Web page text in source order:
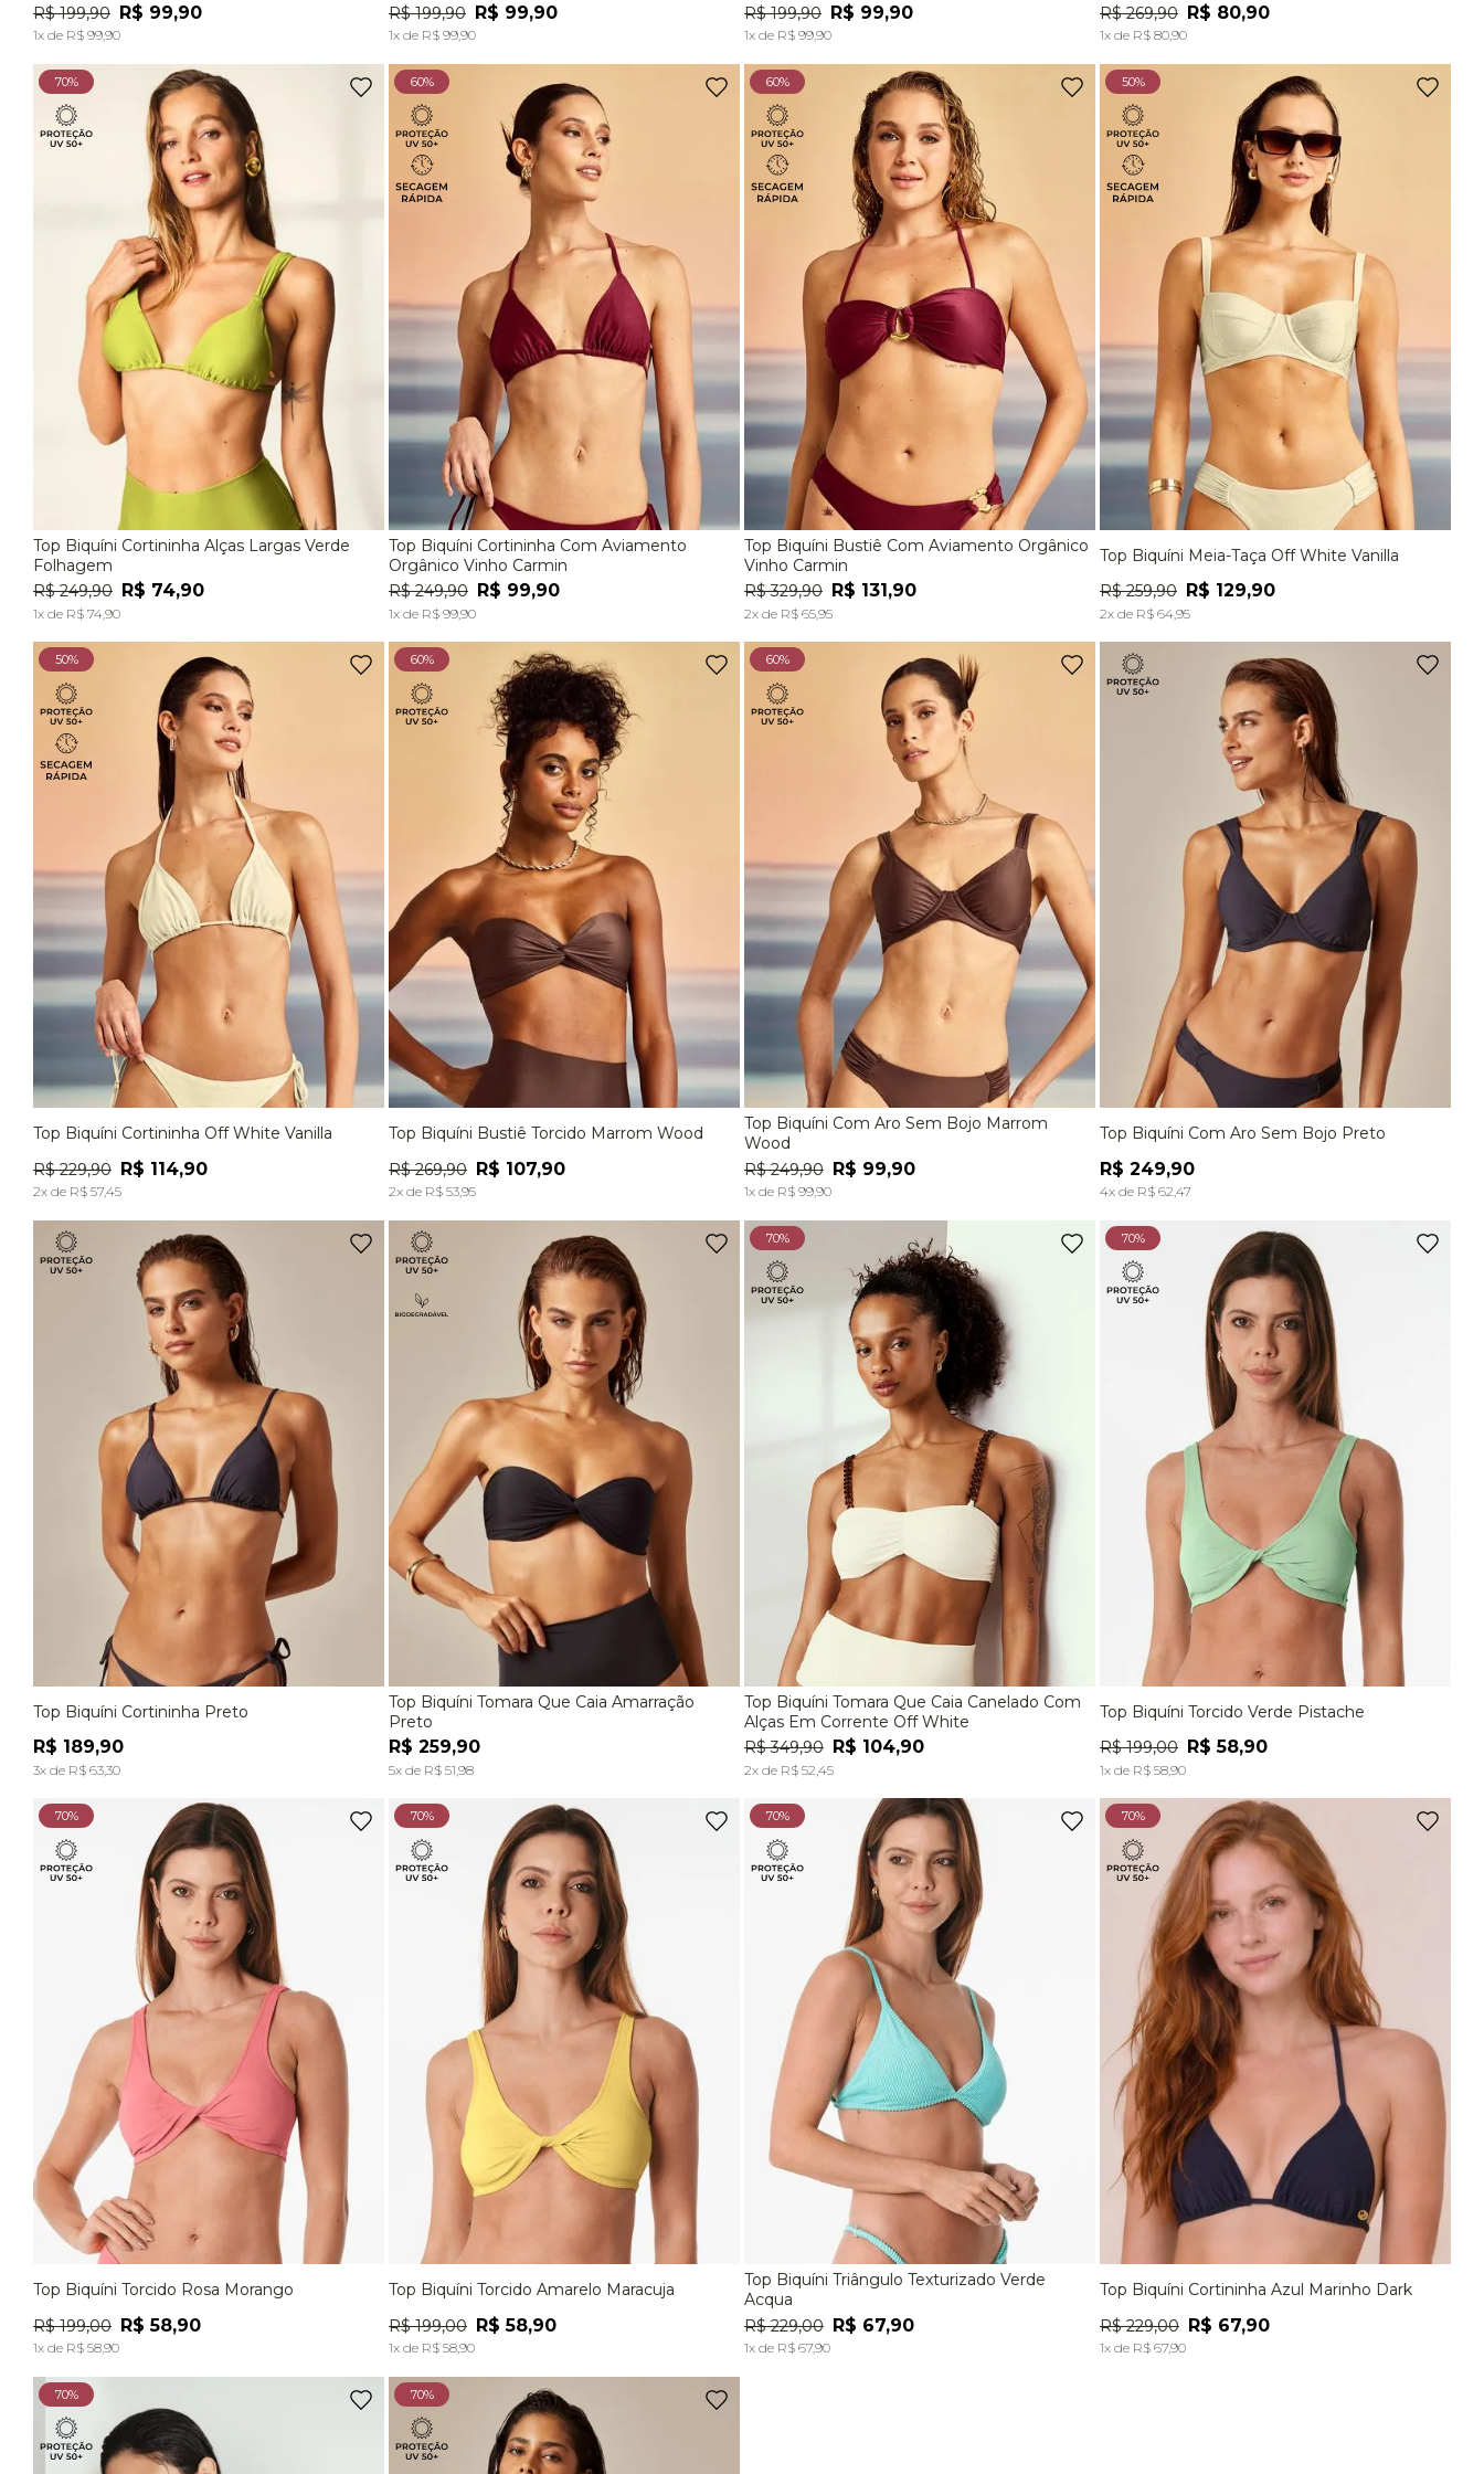
ADICIONAR À SACOLA
R$ 199,90 R$ 99,90
1x de R$ 99,90
ADICIONAR À SACOLA
R$ 199,90 R$ 99,90
1x de R$ 99,90
ADICIONAR À SACOLA
R$ 199,90 R$ 99,90
1x de R$ 99,90
ADICIONAR À SACOLA
R$ 269,90 R$ 80,90
1x de R$ 80,90
70%
P
ADICIONAR À SACOLA
Top Biquíni Cortininha Alças Largas Verde
Folhagem
R$ 249,90 R$ 74,90
1x de R$ 74,90
60%
P M
ADICIONAR À SACOLA
Top Biquíni Cortininha Com Aviamento
Orgânico Vinho Carmin
R$ 249,90 R$ 99,90
1x de R$ 99,90
60%
P EG
ADICIONAR À SACOLA
Top Biquíni Bustiê Com Aviamento Orgânico
Vinho Carmin
R$ 329,90 R$ 131,90
2x de R$ 65,95
50%
P M G EG
ADICIONAR À SACOLA
Top Biquíni Meia-Taça Off White Vanilla
R$ 259,90 R$ 129,90
2x de R$ 64,95
50%
P M G
ADICIONAR À SACOLA
Top Biquíni Cortininha Off White Vanilla
R$ 229,90 R$ 114,90
2x de R$ 57,45
60%
P M G EG
ADICIONAR À SACOLA
Top Biquíni Bustiê Torcido Marrom Wood
R$ 269,90 R$ 107,90
2x de R$ 53,95
60%
ADICIONAR À SACOLA
Top Biquíni Com Aro Sem Bojo Marrom
Wood
R$ 249,90 R$ 99,90
1x de R$ 99,90
P M G
Top Biquíni Com Aro Sem Bojo Preto
R$ 249,90
4x de R$ 62,47
G
M
P
Top Biquíni Cortininha Preto
R$ 189,90
3x de R$ 63,30
P
Top Biquíni Tomara Que Caia Amarração
Preto
R$ 259,90
5x de R$ 51 ,98
70%
P M G
ADICIONAR À SACOLA
Top Biquíni Tomara Que Caia Canelado Com
Alças Em Corrente Off White
R$ 349,90 R$ 104,90
2x de R$ 52 ,45
70%
P M G
ADICIONAR À SACOLA
Top Biquíni Torcido Verde Pistache
R$ 199,00 R$ 58,90
1x de R$ 58,90
70%
G
M
P
ADICIONAR À SACOLA
Top Biquíni Torcido Rosa Morango
R$ 199,00 R$ 58,90
1x de R$ 58,90
70%
P M G
ADICIONAR À SACOLA
Top Biquíni Torcido Amarelo Maracuja
R$ 199,00 R$ 58,90
1x de R$ 58,90
70%
ADICIONAR À SACOLA
Top Biquíni Triângulo Texturizado Verde
Acqua
R$ 229,00 R$ 67,90
1x de R$ 67,90
70%
P M G
ADICIONAR À SACOLA
Top Biquíni Cortininha Azul Marinho Dark
R$ 229,00 R$ 67,90
1x de R$ 67,90
70% 70%
R$
xdeR$ 64,95 sem juros
Top Comfort Decote Reto Sem Costura Marrom Carvalho
R$ 129
Ou2 xdeR$ 64,95 sem juros
-70%
Top Bojo Comfort Marrom Wood
De R$ 198,90
R$ 90
Top Alças Finas E Duplas Sem Costura Marrom Carvalho